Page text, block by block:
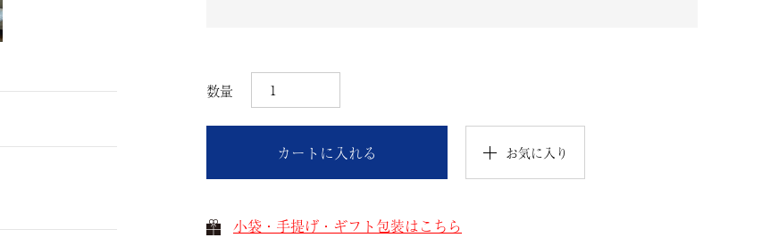
お気に入り
カートに入れる
小袋・手提げ・ギフト包装はこちら